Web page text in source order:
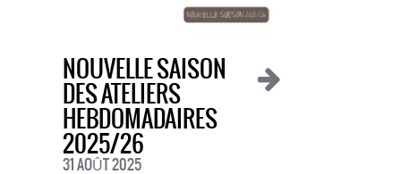
NOUVELLE SAISON
DES ATELIERS
HEBDOMADAIRES
2025/26
31 AOÛT 2025